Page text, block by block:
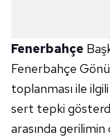
Fenerbahçe
Fenerbahçe
toplanması ile
sert tepki
arasında gerilimin